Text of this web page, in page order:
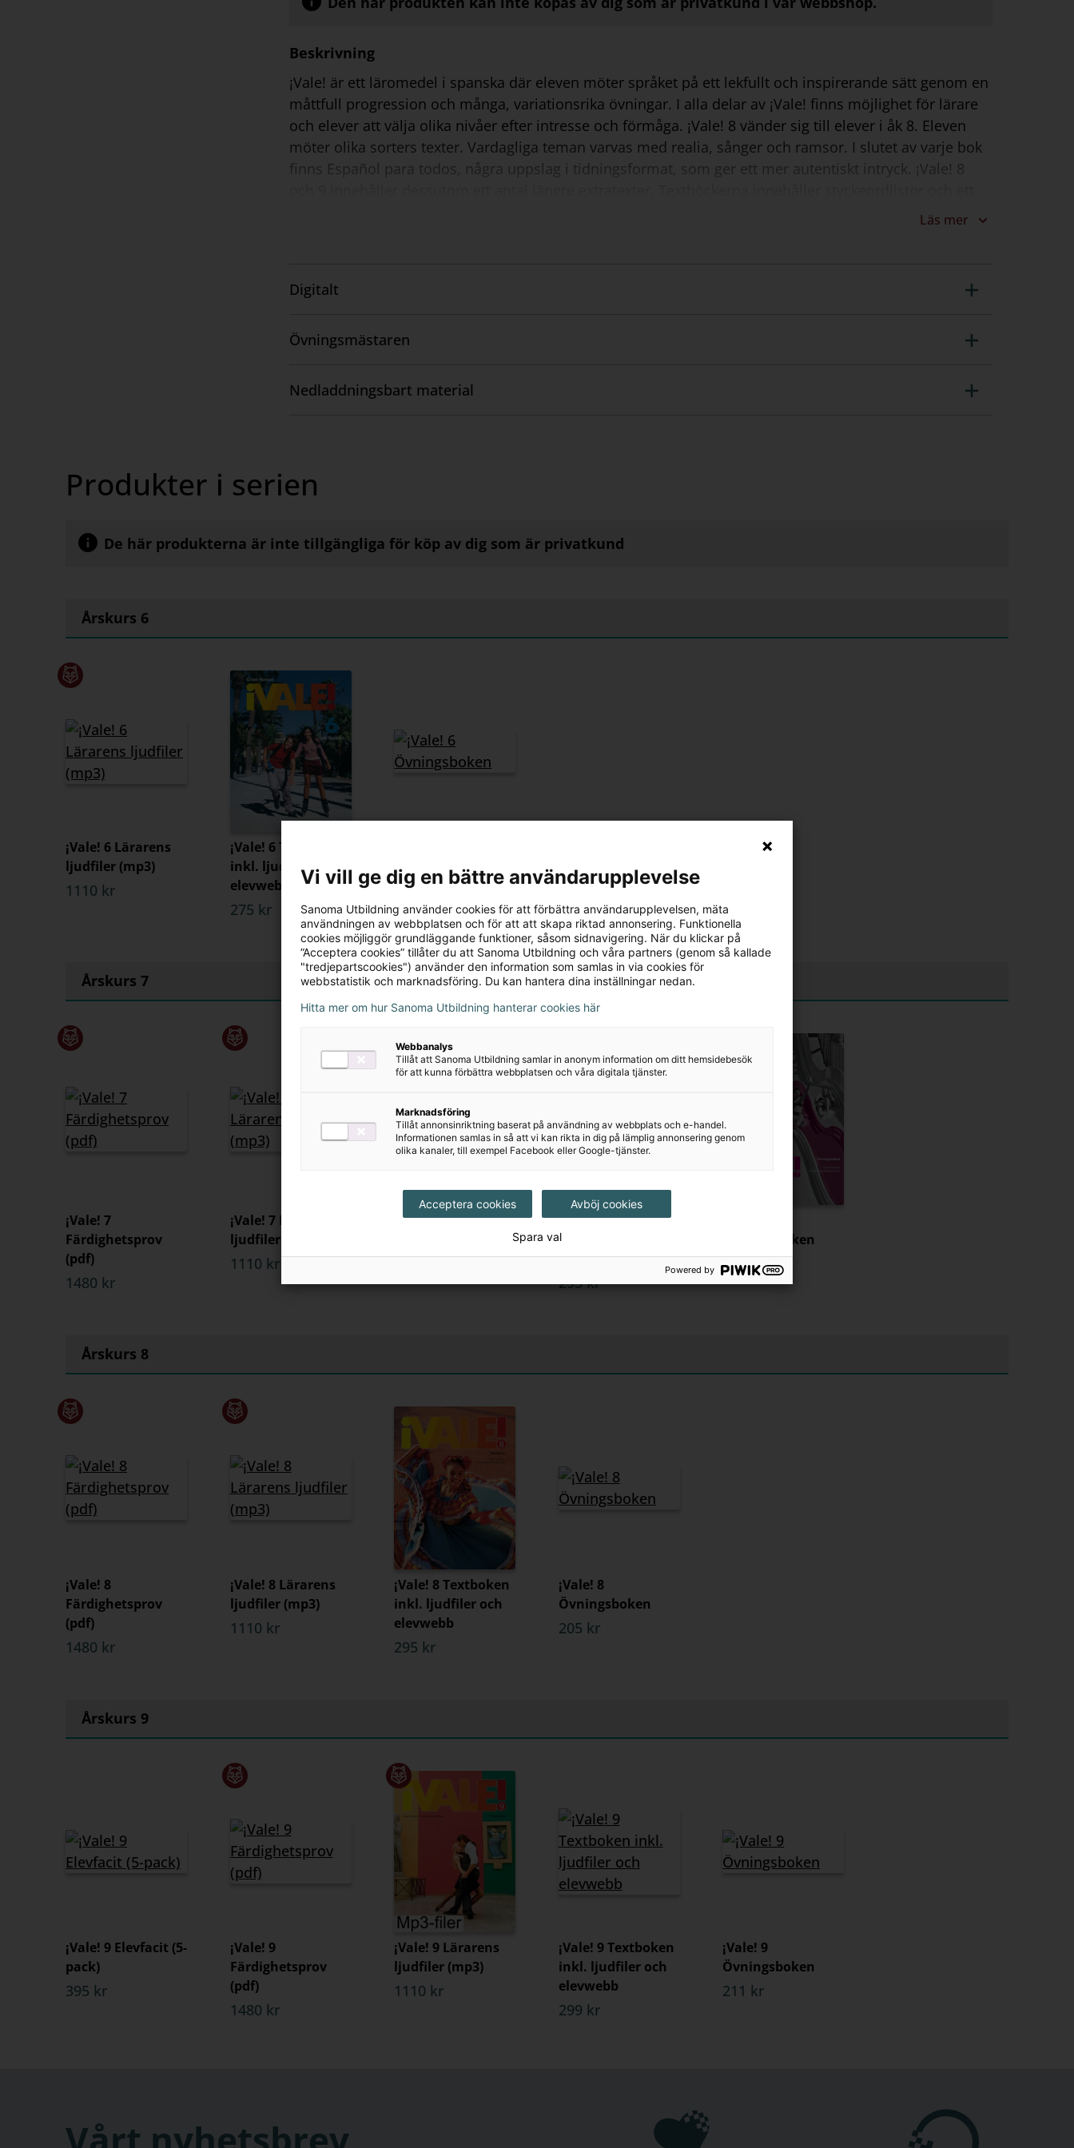
Beskrivning
¡Vale! är ett läromedel i spanska där eleven möter språket på ett lekfullt och inspirerande sätt genom en
måttfull progression och många, variationsrika övningar. I alla delar av ¡Vale! finns möjlighet för lärare
och elever att välja olika nivåer efter intresse och förmåga. ¡Vale! 8 vänder sig till elever i åk 8. Eleven
möter olika sorters texter. Vardagliga teman varvas med realia, sånger och ramsor. I slutet av varje bok
finns Español para todos, några uppslag i tidningsformat, som ger ett mer autentiskt intryck. ¡Vale! 8
utförligt grammatikavsnitt till respektive nivå. Övningsböckerna följer textböckernas upplägg. Med
är en guldgruva av metodiska tips och innehåller en stor mängd kopieringsunderlag samt färdiga prov.
Läs mer
Digitalt
Visa
Övningsmästaren
Visa
Nedladdningsbart material
Visa
Produkter i serien
De här produkterna är inte tillgängliga för köp av dig som är privatkund
Årskurs 6
¡Vale! 6 Lärarens
ljudfiler (mp3)
1110 kr
¡Vale! 6 Textboken
inkl. ljudfiler och
elevwebb
275 kr
Övningsboken
195 kr
Årskurs 7
¡Vale! 7
Färdighetsprov
(pdf)
1480 kr
¡Vale! 7 Lärarens
ljudfiler (mp3)
1110 kr
¡Vale! 7
1175 kr
¡Vale! 7 Textboken
inkl. ljudfiler och
elevwebb
295 kr
Övningsboken
195 kr
Årskurs 8
¡Vale! 8
Färdighetsprov
(pdf)
1480 kr
¡Vale! 8 Lärarens
ljudfiler (mp3)
1110 kr
¡Vale! 8 Textboken
inkl. ljudfiler och
elevwebb
295 kr
¡Vale! 8
Övningsboken
205 kr
Årskurs 9
¡Vale! 9 Elevfacit (5-
pack)
395 kr
¡Vale! 9
Färdighetsprov
(pdf)
1480 kr
¡Vale! 9 Lärarens
ljudfiler (mp3)
1110 kr
¡Vale! 9 Textboken
inkl. ljudfiler och
elevwebb
299 kr
¡Vale! 9
Övningsboken
211 kr
Vi vill ge dig en bättre användarupplevelse
Sanoma Utbildning använder cookies för att förbättra användarupplevelsen, mäta
användningen av webbplatsen och för att att skapa riktad annonsering. Funktionella
cookies möjliggör grundläggande funktioner, såsom sidnavigering. När du klickar på
”Acceptera cookies” tillåter du att Sanoma Utbildning och våra partners (genom så kallade
"tredjepartscookies") använder den information som samlas in via cookies för
webbstatistik och marknadsföring. Du kan hantera dina inställningar nedan.
Hitta mer om hur Sanoma Utbildning hanterar cookies här
Webbanalys
Tillåt att Sanoma Utbildning samlar in anonym information om ditt hemsidebesök
för att kunna förbättra webbplatsen och våra digitala tjänster.
Marknadsföring
Tillåt annonsinriktning baserat på användning av webbplats och e-handel.
Informationen samlas in så att vi kan rikta in dig på lämplig annonsering genom
olika kanaler, till exempel Facebook eller Google-tjänster.
Acceptera cookies Avböj cookies
Spara val
Powered by